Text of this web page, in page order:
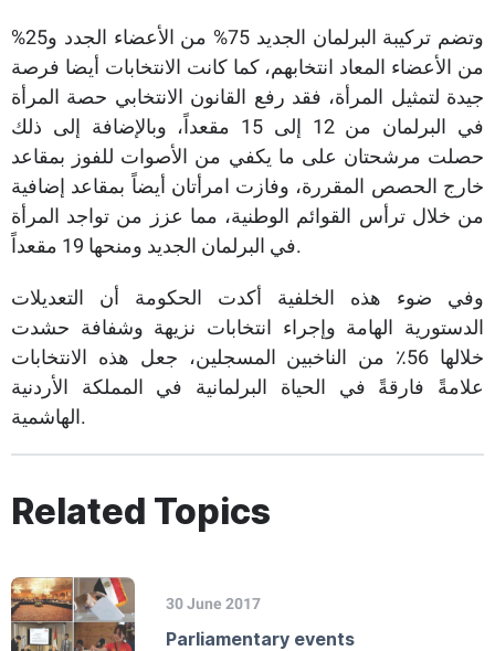
وتضم تركيبة البرلمان الجديد 75% من الأعضاء الجدد و25%
من الأعضاء المعاد انتخابهم، كما كانت الانتخابات أيضا فرصة
جيدة لتمثيل المرأة، فقد رفع القانون الانتخابي حصة المرأة
في البرلمان من 12 إلى 15 مقعداً، وبالإضافة إلى ذلك
حصلت مرشحتان على ما يكفي من الأصوات للفوز بمقاعد
خارج الحصص المقررة، وفازت امرأتان أيضاً بمقاعد إضافية
من خلال ترأس القوائم الوطنية، مما عزز من تواجد المرأة
في البرلمان الجديد ومنحها 19 مقعداً.
وفي ضوء هذه الخلفية أكدت الحكومة أن التعديلات
الدستورية الهامة وإجراء انتخابات نزيهة وشفافة حشدت
خلالها 56٪ من الناخبين المسجلين، جعل هذه الانتخابات
علامةً فارقةً في الحياة البرلمانية في المملكة الأردنية
الهاشمية.​
Related Topics
30 June 2017
Parliamentary events